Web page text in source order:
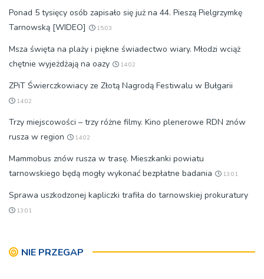
Ponad 5 tysięcy osób zapisało się już na 44. Pieszą Pielgrzymkę
Tarnowską [WIDEO]
15:03
Msza święta na plaży i piękne świadectwo wiary. Młodzi wciąż
chętnie wyjeżdżają na oazy
14:02
ZPiT Świerczkowiacy ze Złotą Nagrodą Festiwalu w Bułgarii
14:02
Trzy miejscowości – trzy różne filmy. Kino plenerowe RDN znów
rusza w region
14:02
Mammobus znów rusza w trasę. Mieszkanki powiatu
tarnowskiego będą mogły wykonać bezpłatne badania
13:01
Sprawa uszkodzonej kapliczki trafiła do tarnowskiej prokuratury
13:01
NIE PRZEGAP